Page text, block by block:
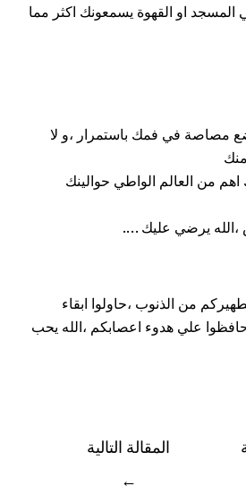
او القهوة يسمعونك اكثر مما
مصاصة في فمك باستمرار ،و لا
اهم من العالم الواطي حوالينك
،الله يرضي عليك ….
من الذنوب ،حاولوا ابقاء
علي هدوء اعصابكم ،الله يحب
المقالة التالية
←